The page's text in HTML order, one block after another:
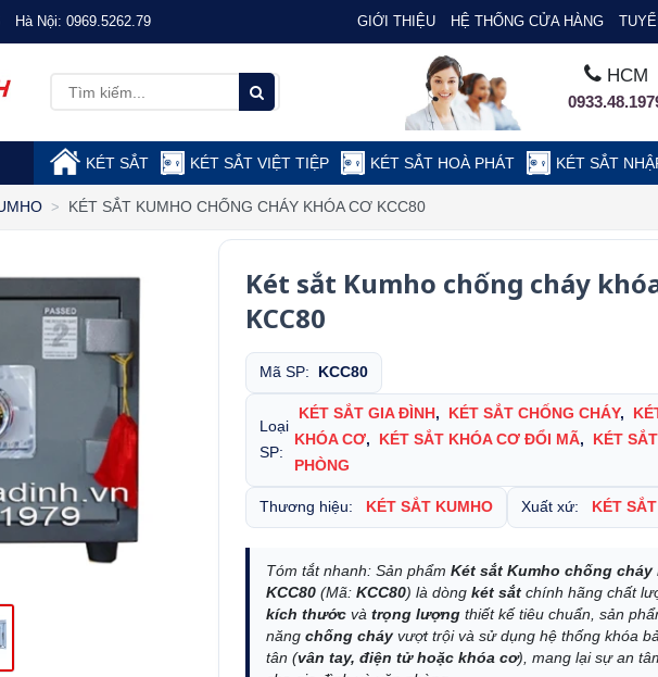
Hà Nội: 0969.5262.79 GIỚI THIỆU HỆ THỐNG CỬA HÀNG
HCM
KÉT SẮT KÉT SẮT VIỆT TIỆP KÉT SẮT HOÀ PHÁT KÉT SẮT
KÉT SẮT KUMHO CHỐNG CHÁY KHÓA CƠ KCC80
Két sắt Kumho chống cháy
KCC80
Mã SP: KCC80
Loại
SP:
KÉT SẮT GIA ĐÌNH , KÉT SẮT CHỐNG CHÁY,
KHÓA CƠ, KÉT SẮT KHÓA CƠ ĐỔI MÃ,
KÉT
PHÒNG
Thương hiệu: KÉT SẮT KUMHO Xuất xứ: KÉT
Tóm tắt nhanh: Sản phẩmKét sắt Kumho chống cháy
KCC80 (Mã:KCC80) là dòngkét sắt chính hãng chất
kích thước vàtrọng lượng thiết kế tiêu chuẩn, sản
năngchống cháy vượt trội và sử dụng hệ thống khóa
tân (vân tay, điện tử hoặc khóa cơ), mang lại sự an